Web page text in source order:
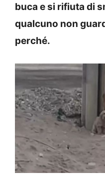
buca e si rifiuta di
qualcuno non
perché.